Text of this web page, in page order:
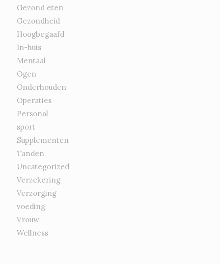
Gezond eten
Gezondheid
Hoogbegaafd
In-huis
Mentaal
Ogen
Onderhouden
Operaties
Personal
sport
Supplementen
Tanden
Uncategorized
Verzekering
Verzorging
voeding
Vrouw
Wellness